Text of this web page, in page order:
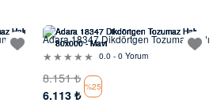
Adara 18347 Dikdörtgen Tozumaz Halı
0.0 - 0 Yorum
8.151₺
6.113 ₺
%25